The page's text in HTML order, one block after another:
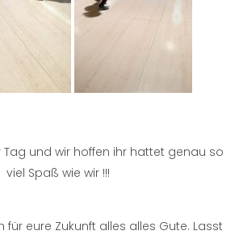
Tag und wir hoffen ihr hattet genau so
viel Spaß wie wir !!!
für eure Zukunft alles alles Gute. Lasst